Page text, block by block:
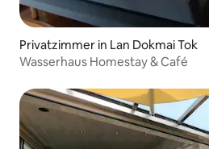
Privatzimmer in Lan Dokmai Tok
Wasserhaus Homestay & Café